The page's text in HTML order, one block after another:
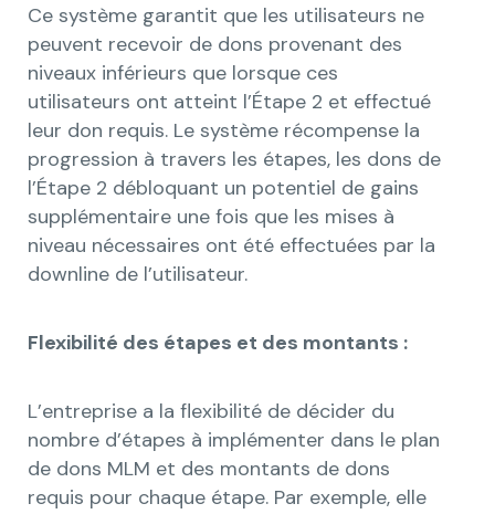
Ce système garantit que les utilisateurs ne
peuvent recevoir de dons provenant des
niveaux inférieurs que lorsque ces
utilisateurs ont atteint l’Étape 2 et effectué
leur don requis. Le système récompense la
progression à travers les étapes, les dons de
l’Étape 2 débloquant un potentiel de gains
supplémentaire une fois que les mises à
niveau nécessaires ont été effectuées par la
downline de l’utilisateur.
Flexibilité des étapes et des montants :
L’entreprise a la flexibilité de décider du
nombre d’étapes à implémenter dans le plan
de dons MLM et des montants de dons
requis pour chaque étape. Par exemple, elle